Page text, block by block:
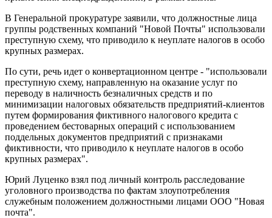
В Генеральной прокуратуре заявили, что должностные лица
группы родственных компаний "Новой Почты" использовали
преступную схему, что приводило к неуплате налогов в особо
крупных размерах.
По сути, речь идет о конвертационном центре - "использовали
преступную схему, направленную на оказание услуг по
переводу в наличность безналичных средств и по
минимизации налоговых обязательств предприятий-клиентов
путем формирования фиктивного налогового кредита с
проведением бестоварных операций с использованием
поддельных документов предприятий с признаками
фиктивности, что приводило к неуплате налогов в особо
крупных размерах".
Юрий Луценко взял под личный контроль расследование
уголовного производства по фактам злоупотребления
служебным положением должностными лицами ООО "Новая
почта".